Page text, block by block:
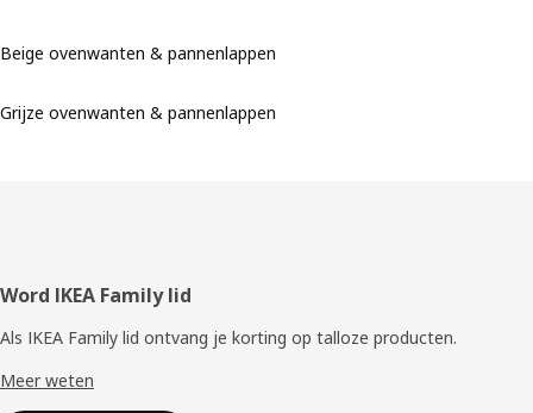
Beige ovenwanten & pannenlappen
Grijze ovenwanten & pannenlappen
Voettekst
Word IKEA Family lid
Als IKEA Family lid ontvang je korting op talloze producten.
Meer weten